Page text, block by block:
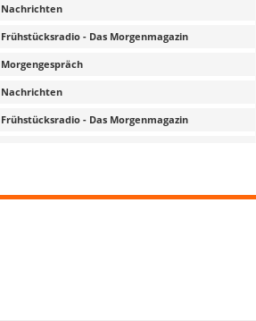
Nachrichten
Frühstücksradio - Das Morgenmagazin
Morgengespräch
Nachrichten
Frühstücksradio - Das Morgenmagazin
Frühstücksradio - Das Morgenmagazin